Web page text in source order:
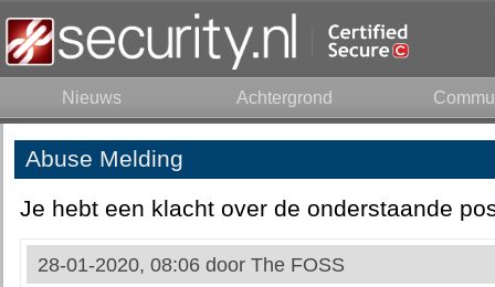
Nieuws Achtergrond
Abuse Melding
Je hebt een klacht over de onderstaande
28-01-2020, 08:06 door The FOSS